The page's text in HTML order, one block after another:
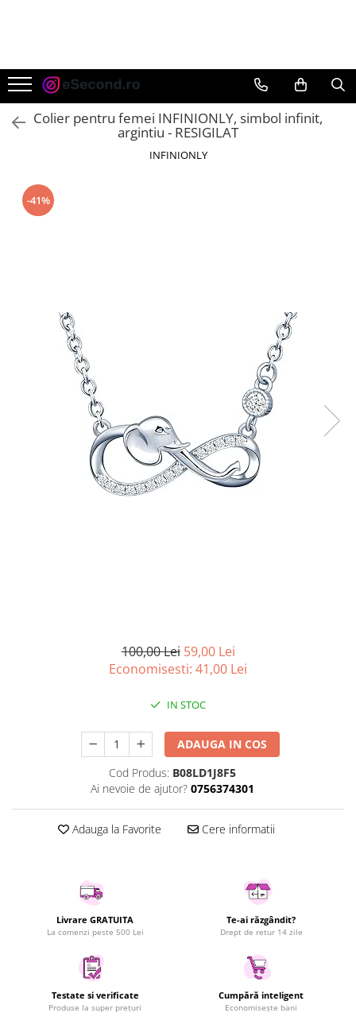
Auto Moto
Accesorii Auto
Anvelope & Jante
Electronice Auto
Intretinere & Cosmetica auto
Accesorii usi
Bucatarie & Servire
Curatenie si intretinere
Hobby-uri creative
Iluminat & Electrice
Kit-uri automatizari porti si usi
Scule electrice si unelte
Silicon, spume si solutii tehnice
Uscatoare rufe
Utilaje si materiale de constructii
Laptop, Tablete & Telefoane
Accesorii tablete
Telefoane Mobile & accesorii
Electrocasnice & Climatizare
Accesorii si piese masini spalat
rufe si uscatoare
Accesorii si piese masini spalat
Aparate Frigorifice
Aparate Racire Aer
Aragaze si cuptoare cu microunde
Colier pentru femei INFINIONLY, simbol infinit,
argintiu - RESIGILAT
INFINIONLY
-41%
100,00 Lei 59,00 Lei
Economisesti: 41,00 Lei
IN STOC
ADAUGA IN COS
Cod Produs: B08LD1J8F5
Ai nevoie de ajutor? 0756374301
Adauga la Favorite Cere informatii
Livrare GRATUITA
La comenzi peste 500 Lei
Te-ai răzgândit?
Drept de retur 14 zile
Testate si verificate
Produse la super prețuri
Cumpără inteligent
Economisește bani